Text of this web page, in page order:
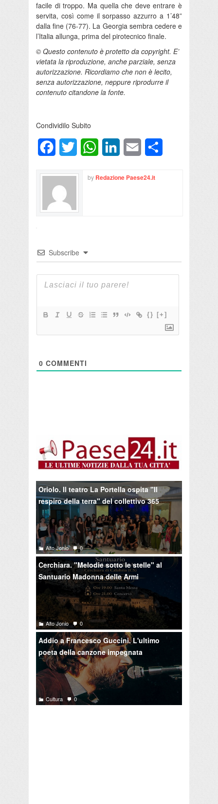
facile di troppo. Ma quella che deve entrare è
servita, così come il sorpasso azzurro a 1’48”
dalla fine (76-77). La Georgia sembra cedere e
l’Italia allunga, prima del pirotecnico finale.
© Questo contenuto è protetto da copyright. E’
vietata la riproduzione, anche parziale, senza
autorizzazione. Ricordiamo che non è lecito,
senza autorizzazione, neppure riprodurre il
contenuto citandone la fonte.
Condividilo Subito
FacebookTwitter WhatsAppLinkedInEmail
by Redazione Paese24.it
Subscribe
{} [+]
0 COMMENTI
Oriolo. Il teatro La Portella ospita "Il
respiro della terra" del collettivo 365
Alto Jonio 0
Cerchiara. "Melodie sotto le stelle" al
Santuario Madonna delle Armi
Alto Jonio 0
Addio a Francesco Guccini. L'ultimo
poeta della canzone impegnata
Cultura 0